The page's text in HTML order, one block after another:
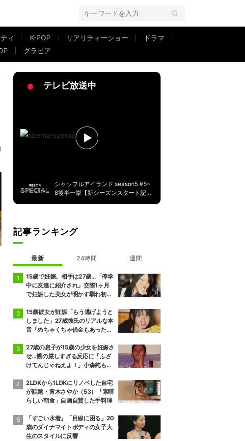
ィ K-POP リアリティーショー
ドラマ
グラビア
で華やか」の声
テレビ放送中
シャッフルアイランド season5 #5~
8後半一挙【新シーズンスタート記
記事ランキング
最新 24時間 週間
15歳で妊娠。相手は27歳…「停学
中に友達に紹介され」交際1ヶ月
で妊娠した美女が明かす馴れ初め
絶句
15歳彼女が妊娠「もう逃げようと
しました」27歳彼氏のリアルな本
音「めちゃくちゃ借金もあったの
27歳の息子が15歳の少女を妊娠さ
せ…親の厳しすぎる反応に「ふざ
けてんじゃねえよ！」小森純も怒
2LDKから1LDKにリノベした自宅
が話題・青木さやか（53）「素晴
らしい朝食」自画自賛した手料理
「すごい水着」「目線に困る」20
歳のダイナマイトボディの女子大
生のスタイルに反響